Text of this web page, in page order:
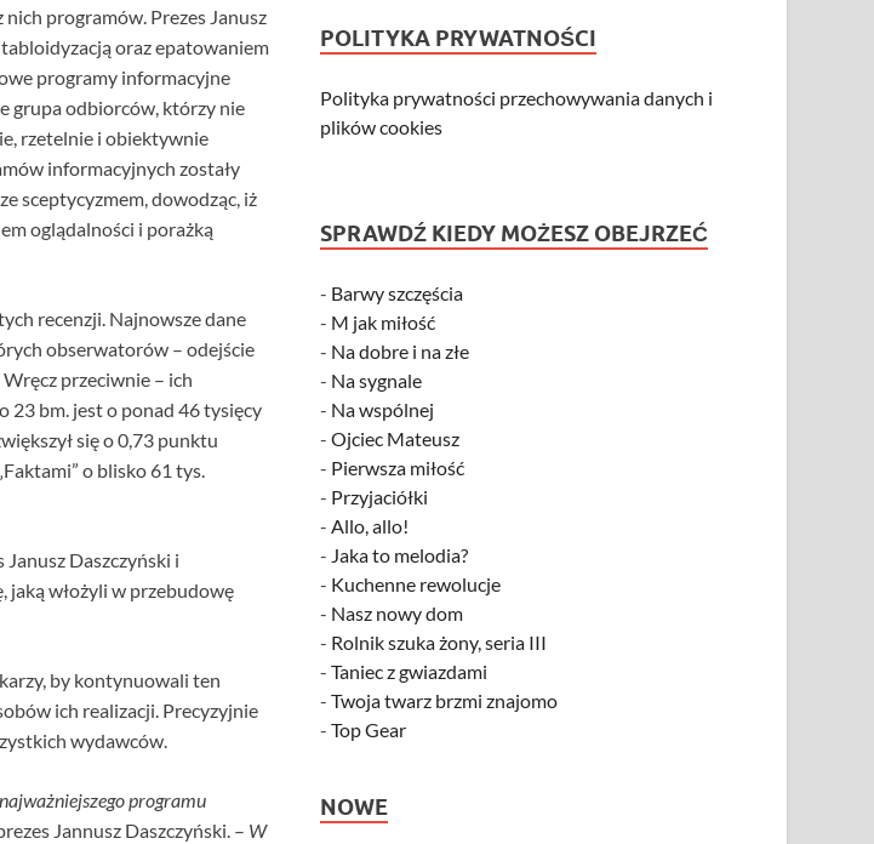
programów. Prezes Janusz
oraz epatowaniem
programy informacyjne
grupa odbiorców, którzy nie
rzetelnie i obiektywnie
informacyjnych zostały
sceptycyzmem, dowodząc, iż
oglądalności i porażką
recenzji. Najnowsze dane
obserwatorów – odejście
przeciwnie – ich
23 bm. jest o ponad 46 tysięcy
się o 0,73 punktu
o blisko 61 tys.
Janusz Daszczyński i
jaką włożyli w przebudowę
by kontynuowali ten
ich realizacji. Precyzyjnie
wydawców.
programu
Jannusz Daszczyński. – W
POLITYKA PRYWATNOŚCI
Polityka prywatności przechowywania danych i
plików cookies
SPRAWDŹ KIEDY MOŻESZ OBEJRZEĆ
- Barwy szczęścia
- M jak miłość
- Na dobre i na złe
- Na sygnale
- Na wspólnej
-Ojciec Mateusz
- Pierwsza miłość
- Przyjaciółki
-Allo, allo!
- Jaka to melodia?
- Kuchenne rewolucje
- Nasz nowy dom
- Rolnik szuka żony, seria III
-Taniec z gwiazdami
-Twoja twarz brzmi znajomo
-Top Gear
NOWE